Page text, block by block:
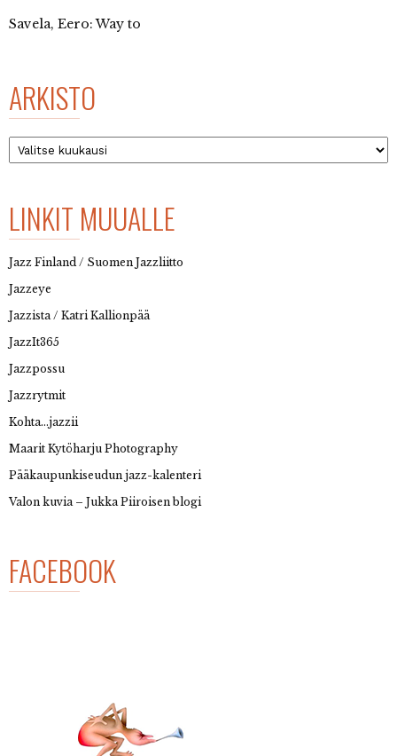
Savela, Eero: Way to
ARKISTO
Arkisto
LINKIT MUUALLE
Jazz Finland / Suomen Jazzliitto
Jazzeye
Jazzista / Katri Kallionpää
JazzIt365
Jazzpossu
Jazzrytmit
Kohta…jazzii
Maarit Kytöharju Photography
Pääkaupunkiseudun jazz-kalenteri
Valon kuvia – Jukka Piiroisen blogi
FACEBOOK